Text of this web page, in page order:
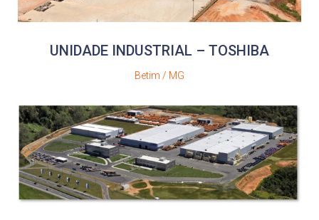
UNIDADE INDUSTRIAL – TOSHIBA
Betim / MG